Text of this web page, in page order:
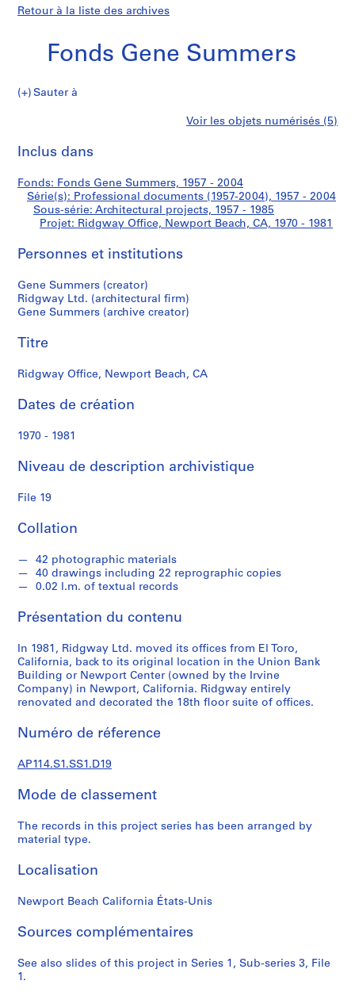
Retour à la liste des archives
Fonds Gene Summers
Sauter à
d
s
G
S
m
m
r
S
r
e
s
:
r
o
e
s
i
o
n
l
o
u
e
n
t
(
9
7
Office,
Newport
Beach,
CA
Voir les objets numérisés (5)
Inclus dans
Fonds: Fonds Gene Summers, 1957 - 2004
Série(s): Professional documents (1957-2004), 1957 - 2004
Sous-série: Architectural projects, 1957 - 1985
Projet: Ridgway Office, Newport Beach, CA, 1970 - 1981
Personnes et institutions
Gene Summers (creator)
Ridgway Ltd. (architectural firm)
Gene Summers (archive creator)
Titre
Ridgway Office, Newport Beach, CA
Dates de création
1970 - 1981
Niveau de description archivistique
File 19
Collation
42 photographic materials
40 drawings including 22 reprographic copies
0.02 l.m. of textual records
Présentation du contenu
In 1981, Ridgway Ltd. moved its offices from El Toro,
California, back to its original location in the Union Bank
Building or Newport Center (owned by the Irvine
Company) in Newport, California. Ridgway entirely
renovated and decorated the 18th floor suite of offices.
Numéro de réference
AP114.S1.SS1.D19
Mode de classement
The records in this project series has been arranged by
material type.
Localisation
Newport Beach California États-Unis
Sources complémentaires
See also slides of this project in Series 1, Sub-series 3, File
1.